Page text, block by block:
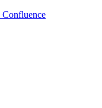
Confluence